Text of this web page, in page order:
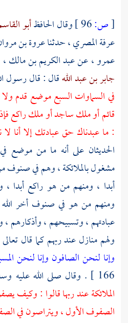
[ص: وقال الحافظأبو
عرفة المصري، حدثناعروة بن
عمرو، عنعبد الكريم بن مالك
جابر بن عبد اللهقال : قال رسول
في السماوات السبع موضع قدم
قائم أو ملك ساجد أو ملك راكع فإذا
: ما عبدناك حق عبادتك إلا أنا
الحديثان على أنه ما من موضع
مشغول بالملائكة ، وهم في صنوف
أبدا ، ومنهم من هو راكع أبدا
ومنهم من هو في صنوف أخر الله
عبادتهم ، وتسبيحهم ، وأذكارهم ،
ولهم منازل عند ربهم كما قال
وإنا لنحن الصافون وإنا لنحن
166 ] . وقال صلى الله عليه وسلم :
الملائكة عند ربها قالوا : وكيف
الصفوف الأول ، ويتراصون في